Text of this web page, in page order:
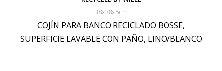
38x38x5cm
COJÍN PARA BANCO RECICLADO BOSSE,
SUPERFICIE LAVABLE CON PAÑO, LINO/BLANCO